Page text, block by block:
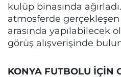
kulüp binasında
atmosferde
arasında yapılabilecek
görüş alışverişinde
KONYA FUTBOLU İÇİN